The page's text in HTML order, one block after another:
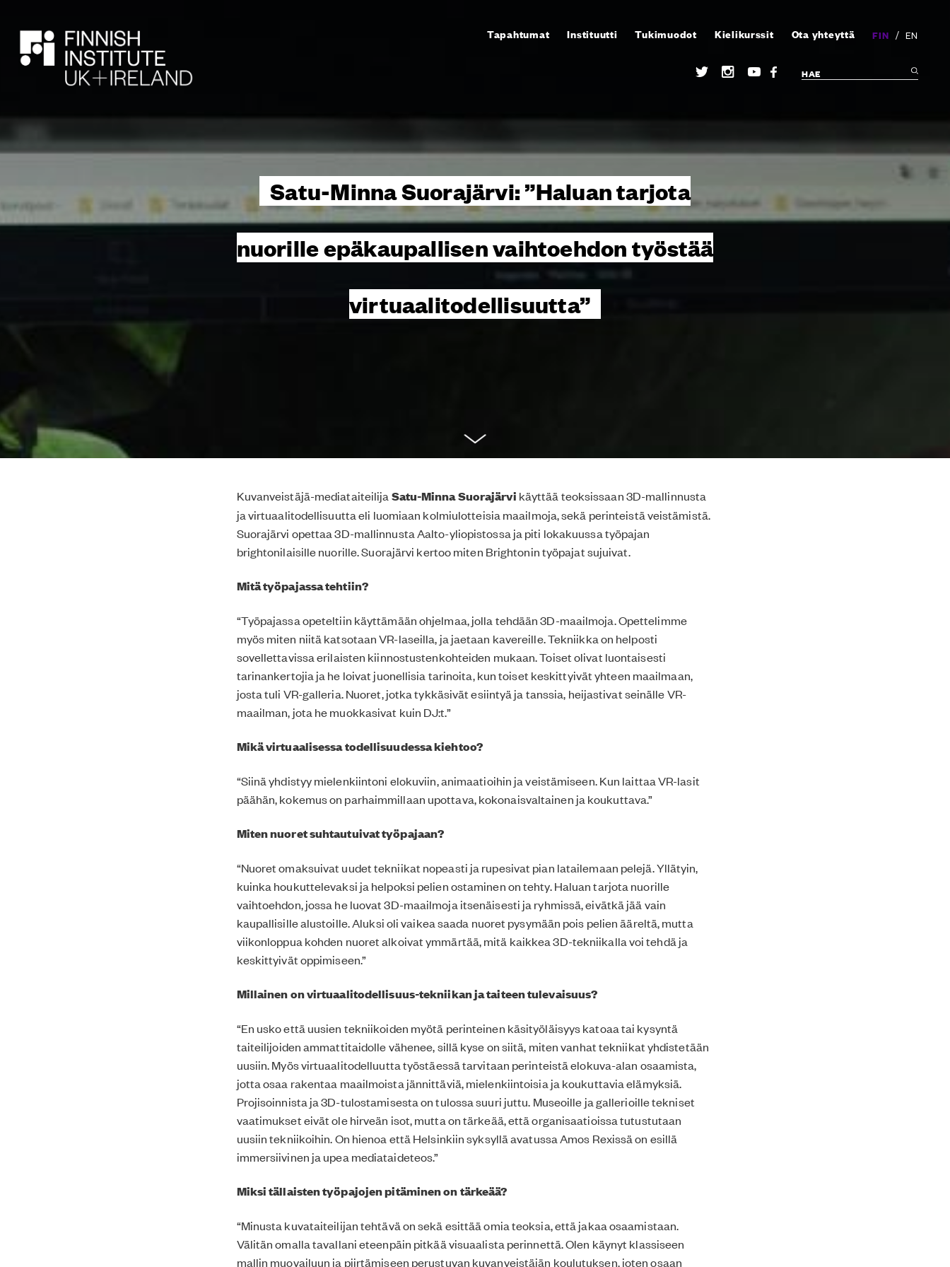
Tapahtumat Instituutti Tukimuodot Kielikurssit Ota yhteyttä FIN / EN
HAE
Satu-Minna Suorajärvi: ”Haluan tarjota
nuorille epäkaupallisen vaihtoehdon työstää
virtuaalitodellisuutta”
Kuvanveistäjä-mediataiteilija Satu-Minna Suorajärvi käyttää teoksissaan 3D-mallinnusta
ja virtuaalitodellisuutta eli luomiaan kolmiulotteisia maailmoja, sekä perinteistä veistämistä.
Suorajärvi opettaa 3D-mallinnusta Aalto-yliopistossa ja piti lokakuussa työpajan
brightonilaisille nuorille. Suorajärvi kertoo miten Brightonin työpajat sujuivat.
Mitä työpajassa tehtiin?
“Työpajassa opeteltiin käyttämään ohjelmaa, jolla tehdään 3D-maailmoja. Opettelimme
myös miten niitä katsotaan VR-laseilla, ja jaetaan kavereille. Tekniikka on helposti
sovellettavissa erilaisten kiinnostustenkohteiden mukaan. Toiset olivat luontaisesti
tarinankertojia ja he loivat juonellisia tarinoita, kun toiset keskittyivät yhteen maailmaan,
josta tuli VR-galleria. Nuoret, jotka tykkäsivät esiintyä ja tanssia, heijastivat seinälle VR-
maailman, jota he muokkasivat kuin DJ:t.”
Mikä virtuaalisessa todellisuudessa kiehtoo?
“Siinä yhdistyy mielenkiintoni elokuviin, animaatioihin ja veistämiseen. Kun laittaa VR-lasit
päähän, kokemus on parhaimmillaan upottava, kokonaisvaltainen ja koukuttava.”
Miten nuoret suhtautuivat työpajaan?
“Nuoret omaksuivat uudet tekniikat nopeasti ja rupesivat pian latailemaan pelejä. Yllätyin,
kuinka houkuttelevaksi ja helpoksi pelien ostaminen on tehty. Haluan tarjota nuorille
vaihtoehdon, jossa he luovat 3D-maailmoja itsenäisesti ja ryhmissä, eivätkä jää vain
kaupallisille alustoille. Aluksi oli vaikea saada nuoret pysymään pois pelien ääreltä, mutta
viikonloppua kohden nuoret alkoivat ymmärtää, mitä kaikkea 3D-tekniikalla voi tehdä ja
keskittyivät oppimiseen.”
Millainen on virtuaalitodellisuus-tekniikan ja taiteen tulevaisuus?
“En usko että uusien tekniikoiden myötä perinteinen käsityöläisyys katoaa tai kysyntä
taiteilijoiden ammattitaidolle vähenee, sillä kyse on siitä, miten vanhat tekniikat yhdistetään
uusiin. Myös virtuaalitodelluutta työstäessä tarvitaan perinteistä elokuva-alan osaamista,
jotta osaa rakentaa maailmoista jännittäviä, mielenkiintoisia ja koukuttavia elämyksiä.
Projisoinnista ja 3D-tulostamisesta on tulossa suuri juttu. Museoille ja gallerioille tekniset
vaatimukset eivät ole hirveän isot, mutta on tärkeää, että organisaatioissa tutustutaan
uusiin tekniikoihin. On hienoa että Helsinkiin syksyllä avatussa Amos Rexissä on esillä
immersiivinen ja upea mediataideteos.”
Miksi tällaisten työpajojen pitäminen on tärkeää?
“Minusta kuvataiteilijan tehtävä on sekä esittää omia teoksia, että jakaa osaamistaan.
Välitän omalla tavallani eteenpäin pitkää visuaalista perinnettä. Olen käynyt klassiseen
mallin muovailuun ja piirtämiseen perustuvan kuvanveistäjän koulutuksen, joten osaan